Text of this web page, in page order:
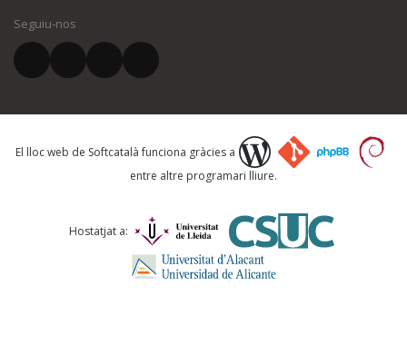
El vostre correu electrònic *
Què proposeu?
Comentari *
Seguiu-nos
El lloc web de Softcatalà funciona gràcies a
entre altre programari lliure.
Hostatjat a: